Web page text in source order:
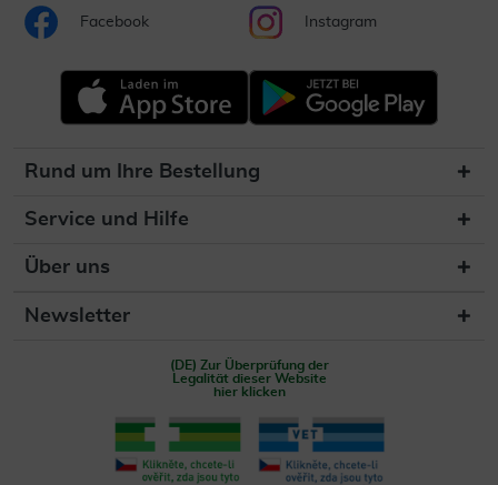
Facebook Instagram
Rund um Ihre Bestellung
Service und Hilfe
Über uns
Newsletter
(DE) Zur Überprüfung der
Legalität dieser Website
hier klicken